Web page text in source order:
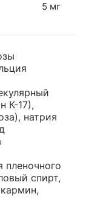
5 мг
К-17),
натрия
пленочного
спирт,